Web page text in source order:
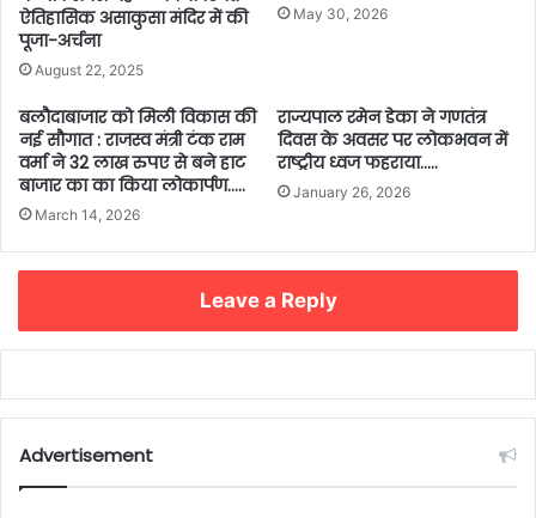
ऐतिहासिक असाकुसा मंदिर में की
पूजा-अर्चना
August 22, 2025
May 30, 2026
बलौदाबाजार को मिली विकास की
नई सौगात : राजस्व मंत्री टंक राम
वर्मा ने 32 लाख रुपए से बने हाट
बाजार का का किया लोकार्पण…..
March 14, 2026
राज्यपाल रमेन डेका ने गणतंत्र
दिवस के अवसर पर लोकभवन में
राष्ट्रीय ध्वज फहराया…..
January 26, 2026
Leave a Reply
Advertisement